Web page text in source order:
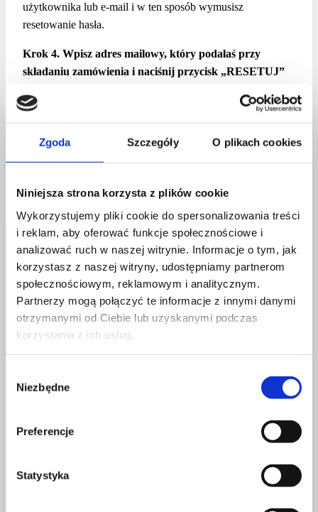
Zgoda Szczegóły O plikach cookies
Niniejsza strona korzysta z plików cookie
Wykorzystujemy pliki cookie do spersonalizowania treści
i reklam, aby oferować funkcje społecznościowe i
analizować ruch w naszej witrynie. Informacje o tym, jak
korzystasz z naszej witryny, udostępniamy partnerom
społecznościowym, reklamowym i analitycznym.
Partnerzy mogą połączyć te informacje z innymi danymi
otrzymanymi od Ciebie lub uzyskanymi podczas
korzystania z ich usług.
zgody
Niezbędne
Preferencje
Statystyka
użytkownika lub e-mail i w ten sposób wymusisz
resetowanie hasła.
Krok 4. Wpisz adres mailowy, który podałaś przy
składaniu zamówienia i naciśnij przycisk „RESETUJ”
w łącze i przejdź do ekranu, na którym na nowo ustalisz
swoje hasło do Szpilkowej Strefy Wiedzy. Sprawdź folder
SPAM. Jeśli nadal nie otrzymasz hasła,
skontaktuj się z nami
tutaj.
Profil facebook Czerwona
Szpilka
Profil instagram Czerwona